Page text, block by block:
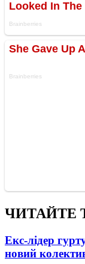
ЧИТАЙТЕ
Екс-лідер
новий